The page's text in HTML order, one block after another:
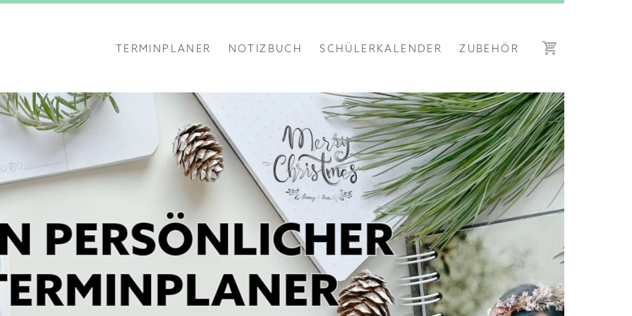
TERMINPLANER NOTIZBUCH SCHÜLERKALENDER ZUBEHÖR
PERSÖNLICHER